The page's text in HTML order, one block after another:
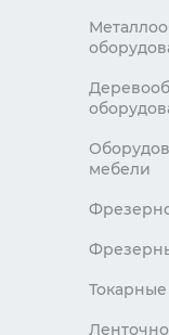
мебели